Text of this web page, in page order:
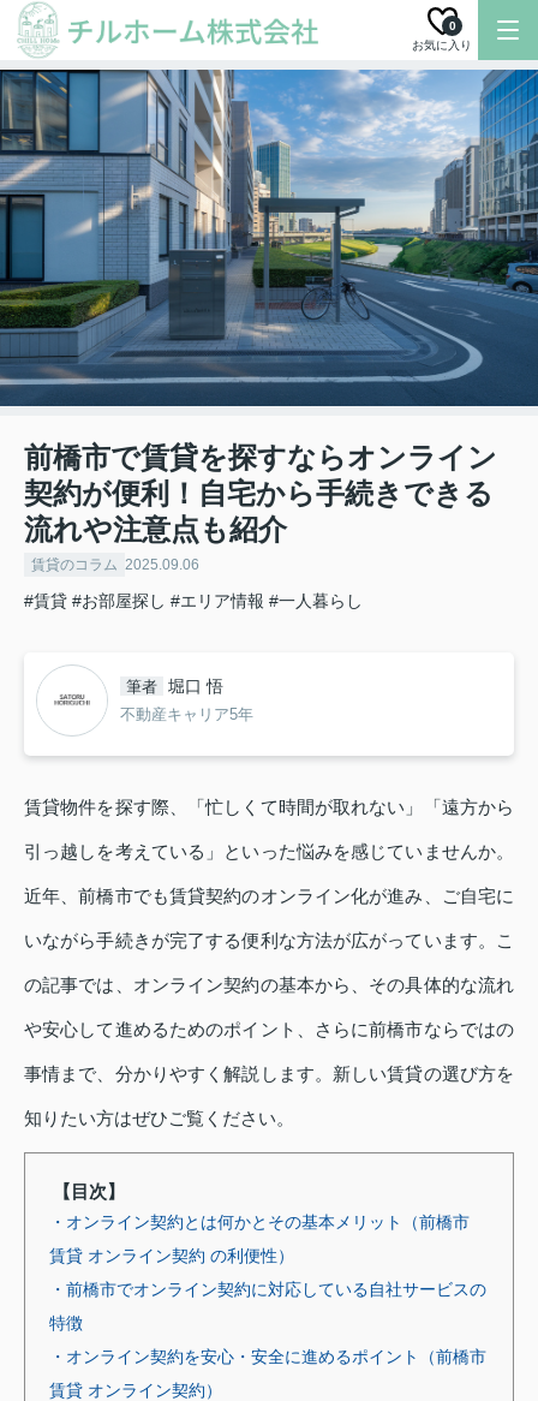
お気に入り
0
前橋市で賃貸を探すならオンライン
契約が便利！自宅から手続きできる
流れや注意点も紹介
賃貸のコラム 2025.09.06
#賃貸 #お部屋探し #エリア情報 #一人暮らし
筆者 堀口 悟
不動産キャリア5年
賃貸物件を探す際、「忙しくて時間が取れない」「遠方から
引っ越しを考えている」といった悩みを感じていませんか。
近年、前橋市でも賃貸契約のオンライン化が進み、ご自宅に
いながら手続きが完了する便利な方法が広がっています。こ
の記事では、オンライン契約の基本から、その具体的な流れ
や安心して進めるためのポイント、さらに前橋市ならではの
事情まで、分かりやすく解説します。新しい賃貸の選び方を
知りたい方はぜひご覧ください。
【目次】
・オンライン契約とは何かとその基本メリット（前橋市
賃貸 オンライン契約 の利便性）
・前橋市でオンライン契約に対応している自社サービスの
特徴
・オンライン契約を安心・安全に進めるポイント（前橋市
賃貸 オンライン契約）